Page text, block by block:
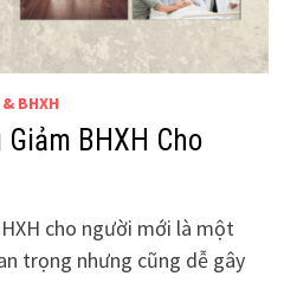
BHXH
BHXH Cho
cho người mới là một
trọng nhưng cũng dễ gây